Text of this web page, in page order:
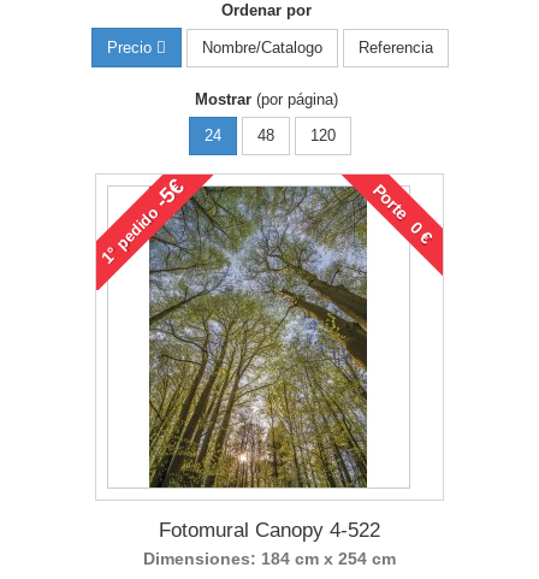
Ordenar por
Precio Nombre/Catalogo Referencia
Mostrar (por página)
24
48 120
1°
pedido
-5€ Porte 0 €
Fotomural Canopy 4-522
Dimensiones: 184 cm x 254 cm